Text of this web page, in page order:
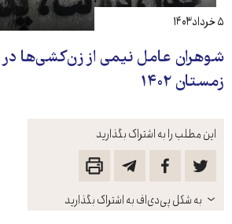
این مطلب را به اشتراک بگذارید
باز
کنید
به شکل پی‌دی‌اف به اشتراک بگذارید
شوهران عامل نیمی از زن‌کشی‌ها در
زمستان ۱۴۰۲
۵ خرداد ۱۴۰۳